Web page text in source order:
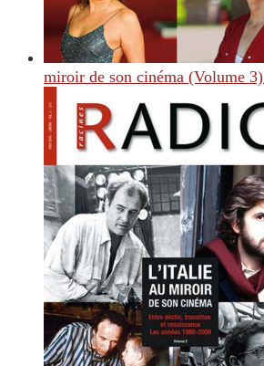
miroir de son cinéma (Volume 3)